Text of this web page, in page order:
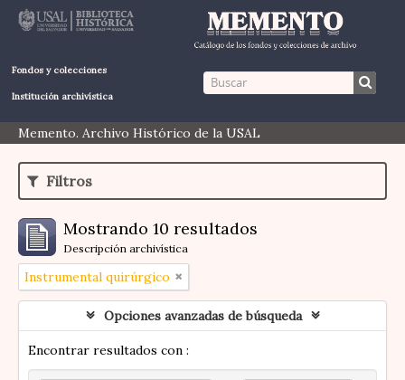
Fondos y colecciones
Institución archivística
Memento. Archivo Histórico de la USAL
Filtros
Mostrando 10 resultados
Descripción archivística
Instrumental quirúrgico
Opciones avanzadas de búsqueda
Encontrar resultados con :